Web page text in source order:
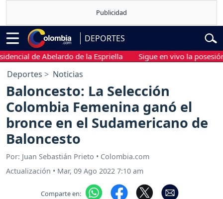
DEPORTES
de Abelardo de la Espriella Sigue en vivo la posesión
Deportes Noticias
Baloncesto: La Selección
Colombia Femenina ganó el
bronce en el Sudamericano de
Baloncesto
Por: Juan Sebastián Prieto • Colombia.com
Actualización • Mar, 09 Ago 2022 7:10 am
Comparte en: